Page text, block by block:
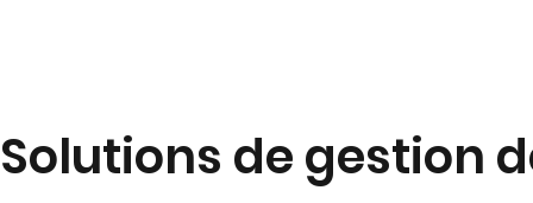
Solutions de gestion